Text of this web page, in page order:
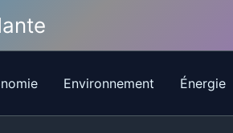
Environnement Énergie